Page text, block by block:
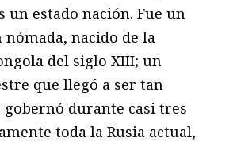
un estado nación. Fue un
nacido de la
del siglo XIII; un
que llegó a ser tan
gobernó durante casi tres
toda la Rusia actual,